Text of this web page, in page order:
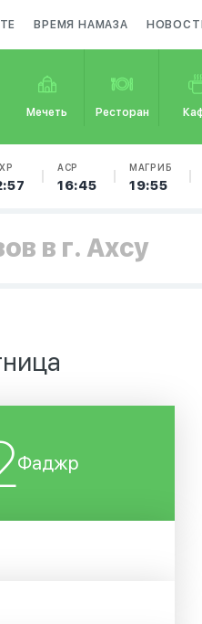
ВРЕМЯ НАМАЗА
Мечеть Ресторан
АСР
16:45
МАГРИБ
19:55
в г. Ахсу
Фаджр